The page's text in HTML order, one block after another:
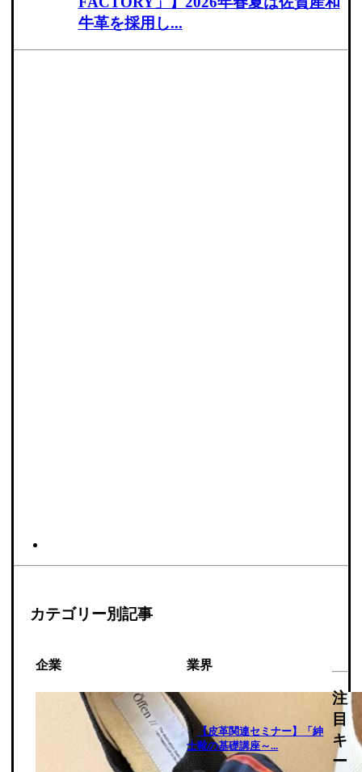
牛革を採用し...
カテゴリー別記事
企業 業界
・
【皮革関連セミナー】「紳
士靴の基礎講座～...
注
目
キ
ー